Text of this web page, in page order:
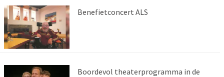
Benefietconcert ALS
Boordevol theaterprogramma in de